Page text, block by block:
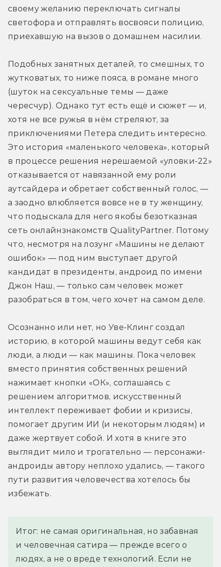
своему желанию переключать сигналы
светофора и отправлять восвояси полицию,
приехавшую на вызов о домашнем насилии.
Подобных занятных деталей, то смешных, то
жутковатых, то ниже пояса, в романе много
(шуток на сексуальные темы — даже
чересчур). Однако тут есть ещё и сюжет — и,
хотя не все ружья в нём стреляют, за
приключениями Петера следить интересно.
Это история «маленького человека», который
в процессе решения нерешаемой «уловки-22»
отказывается от навязанной ему роли
аутсайдера и обретает собственный голос, —
а заодно влюбляется вовсе не в ту женщину,
что подыскала для него якобы безотказная
сеть онлайнзнакомств QualityPartner. Потому
что, несмотря на лозунг «Машины не делают
ошибок» — под ним выступает другой
кандидат в президенты, андроид по имени
Джон Наш, — только сам человек может
разобраться в том, чего хочет на самом деле.
Осознанно или нет, но Уве-Клинг создал
историю, в которой машины ведут себя как
люди, а люди — как машины. Пока человек
вместо принятия собственных решений
нажимает кнопки «ОК», соглашаясь с
решением алгоритмов, искусственный
интеллект переживает фобии и кризисы,
помогает другим ИИ (и некоторым людям) и
даже жертвует собой. И хотя в книге это
выглядит мило и трогательно — персонажи-
андроиды автору неплохо удались, — такого
пути развития человечества хотелось бы
избежать.
Итог: не самая оригинальная, но забавная
и человечная сатира — прежде всего о
людях, а не о вреде технологий. Если не